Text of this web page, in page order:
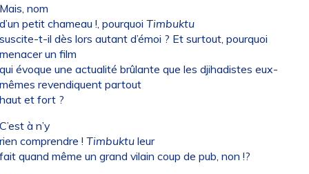
nom
petit chameau !, pourquoi Timbuktu
t-il dès lors autant d’émoi ? Et surtout, pourquoi
un film
évoque une actualité brûlante que les djihadistes eux-
revendiquent partout
et fort ?
à n’y
comprendre ! Timbuktuleur
quand même un grand vilain coup de pub, non !?